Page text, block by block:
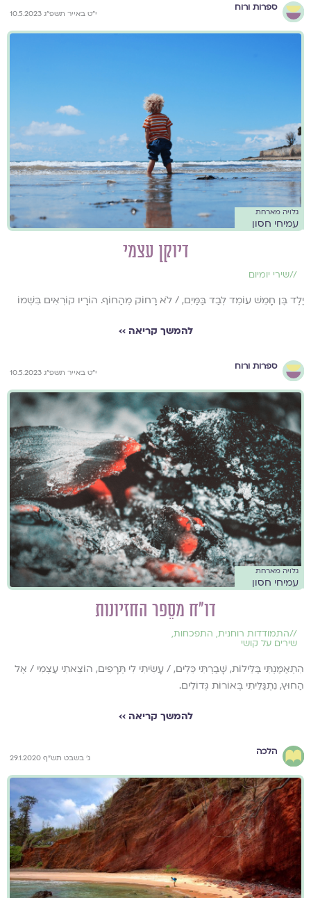
ספרות ורוח
י״ט באייר תשפ״ג 10.5.2023
גלויה מארחת
עמיחי חסון
דיוקן עצמי
//שירי יומיום
יֶלֶד בֶּן חָמֵשׁ עוֹמֵד לְבַד בַּמַּיִם, / לֹא רָחוֹק מֵהַחוֹף. הוֹרָיו קוֹרְאִים בִּשְׁמוֹ
להמשך קריאה ››
ספרות ורוח
י״ט באייר תשפ״ג 10.5.2023
גלויה מארחת
עמיחי חסון
דו"ח מסֵפר החזיונות
//התמודדות רוחנית, התפכחות,
שירים על קושי
הִתְאַמַּנְתִּי בַּלֵּילוֹת, שָׁבַרְתִּי כֵּלִים, / עָשִׂיתִי לִי תְּרָפִים, הוֹצֵאתִי עַצְמִי / אֶל
הַחוּץ, נִתְגַּלֵּיתִי בְּאוֹרוֹת גְּדוֹלִים.
להמשך קריאה ››
הלכה
ג' בשבט תש"ף 29.1.2020